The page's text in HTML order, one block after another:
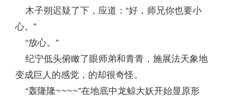
木子朔迟疑了下，应道：“好，师兄你也要小
心。”
“放心。”
纪宁低头俯瞰了眼师弟和青青，施展法天象地
变成巨人的感觉，的却很奇怪。
“轰隆隆~~~~”在地底中龙鲸大妖开始显原形